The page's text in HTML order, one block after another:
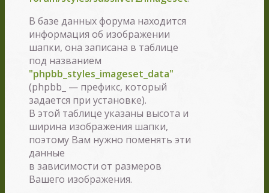
В базе данных форума находится
информация об изображении
шапки, она записана в таблице
под названием
"phpbb_styles_imageset_data"
(phpbb_ — префикс, который
задается при установке).
В этой таблице указаны высота и
ширина изображения шапки,
поэтому Вам нужно поменять эти
данные
в зависимости от размеров
Вашего изображения.